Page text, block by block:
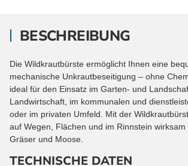
BESCHREIBUNG
Die Wildkrautbürste ermöglicht Ihnen eine
mechanische Unkrautbeseitigung – ohne
ideal für den Einsatz im Garten- und
Landwirtschaft, im kommunalen und
oder im privaten Umfeld. Mit der
auf Wegen, Flächen und im Rinnstein
Gräser und Moose.
TECHNISCHE DATEN